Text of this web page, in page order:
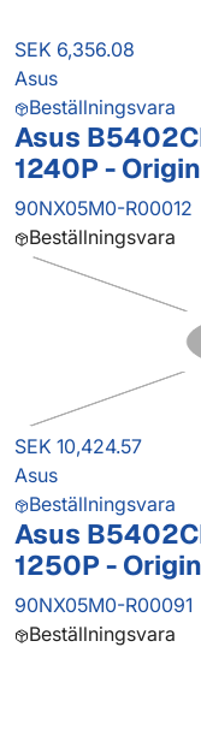
SEK 6,356.08
Asus
Beställningsvara
Asus
1240P -
90NX05M0-R00012
Beställningsvara
SEK 10,424.57
Asus
Beställningsvara
Asus
1250P -
90NX05M0-R00091
Beställningsvara